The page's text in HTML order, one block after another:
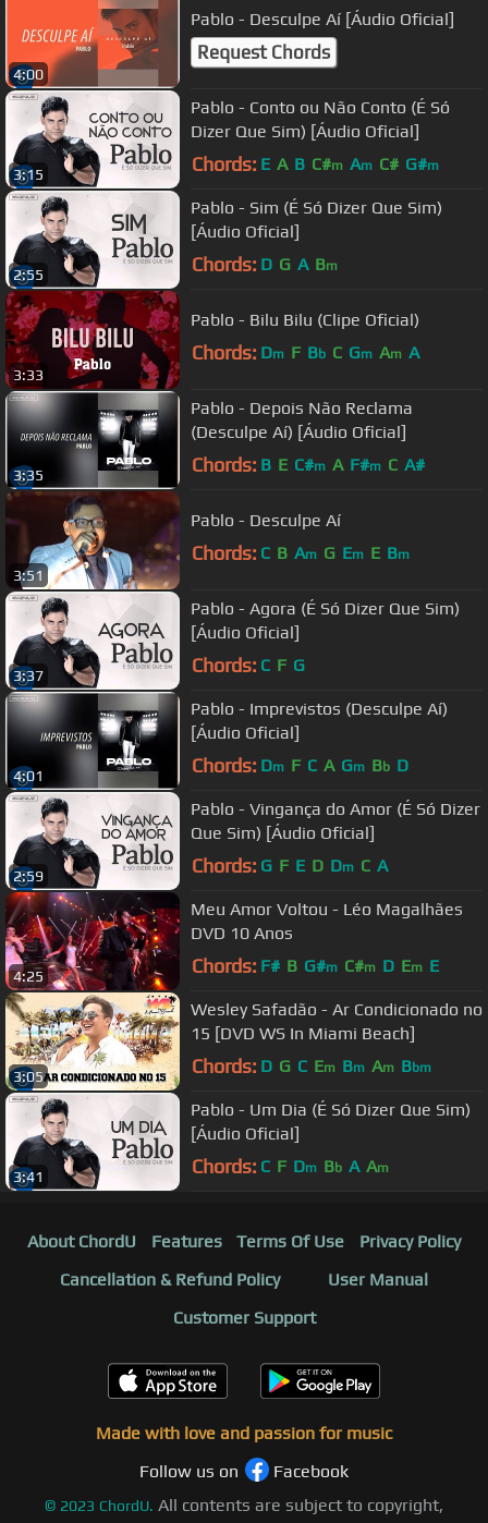
4:00
Pablo - Desculpe Aí [Áudio Oficial]
Request Chords
3:15
Pablo - Conto ou Não Conto (É Só
Dizer Que Sim) [Áudio Oficial]
Chords: E A B C#m Am C# G#m
2:55
Pablo - Sim (É Só Dizer Que Sim)
[Áudio Oficial]
Chords: D G A Bm
3:33
Pablo - Bilu Bilu (Clipe Oficial)
Chords: Dm F Bb C Gm Am A
3:35
Pablo - Depois Não Reclama
(Desculpe Aí) [Áudio Oficial]
Chords: B E C#m A F#m C A#
3:51
Pablo - Desculpe Aí
Chords: C B Am G Em E Bm
3:37
Pablo - Agora (É Só Dizer Que Sim)
[Áudio Oficial]
Chords: C F G
4:01
Pablo - Imprevistos (Desculpe Aí)
[Áudio Oficial]
Chords: Dm F C A Gm Bb D
2:59
Pablo - Vingança do Amor (É Só Dizer
Que Sim) [Áudio Oficial]
Chords: G F E D Dm C A
4:25
Meu Amor Voltou - Léo Magalhães
DVD 10 Anos
Chords: F# B G#m C#m D Em E
3:05
Wesley Safadão - Ar Condicionado no
15 [DVD WS In Miami Beach]
Chords: D G C Em Bm Am Bbm
3:41
Pablo - Um Dia (É Só Dizer Que Sim)
[Áudio Oficial]
Chords: C F Dm Bb A Am
About ChordU Features Terms Of Use
Privacy Policy
Cancellation & Refund Policy
User Manual
Customer Support
Made with love and passion for music
Follow us on
Facebook
© 2023 ChordU. All contents are subject to copyright,